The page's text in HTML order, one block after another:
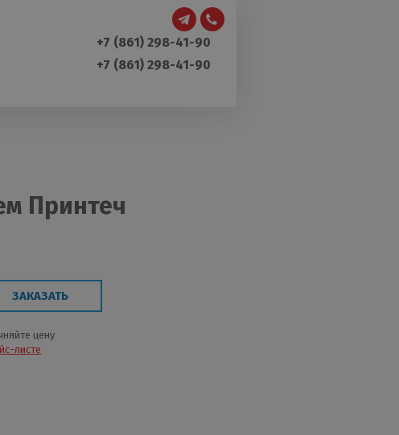
+7 (861) 298-41-90
+7 (861) 298-41-90
Принтеч
ЗАКАЗАТЬ
цену
листе